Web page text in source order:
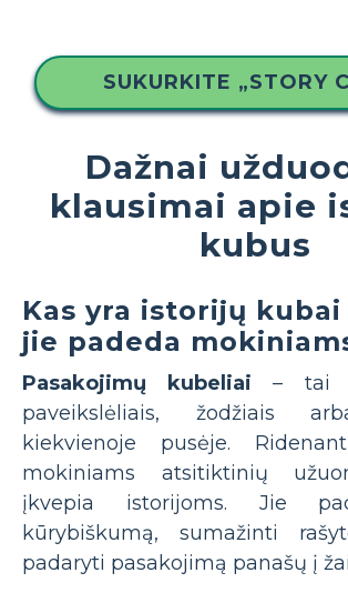
SUKURKITE „STORY
Dažnai
klausimai apie
kubus
Kas yra istorijų
jie padeda
Pasakojimų kubeliai – tai
paveikslėliais, žodžiais
kiekvienoje pusėje.
mokiniams atsitiktinių
įkvepia istorijoms. Jie
kūrybiškumą, sumažinti
padaryti pasakojimą panašų į